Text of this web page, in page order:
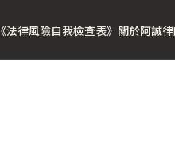
《法律風險自我檢查表》 關於阿誠